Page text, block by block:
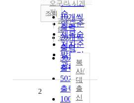
인기도
순
연도순
제목순
저자순
발행기
관순
10개씩
출력
20개씩
출력
30개씩
출력
50개씩
출력
100개씩
조회
오구라 시게
지
吉川弘文
館
2019
복
사/
대
출
신
2